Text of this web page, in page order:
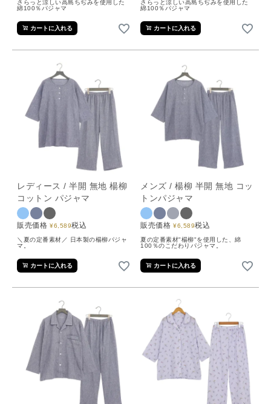
さらっと涼しい高島ちぢみを使用した
綿100％パジャマ
カートに入れる
さらっと涼しい高島ちぢみを使用した
綿100％パジャマ
カートに入れる
レディース / 半開 無地 楊柳
コットン パジャマ
販売価格 ¥6,589税込
＼夏の定番素材／ 日本製の楊柳パジャ
マ。
カートに入れる
メンズ / 楊柳 半開 無地 コッ
トンパジャマ
販売価格 ¥6,589税込
夏の定番素材"楊柳"を使用した、綿
100％のこだわりパジャマ。
カートに入れる